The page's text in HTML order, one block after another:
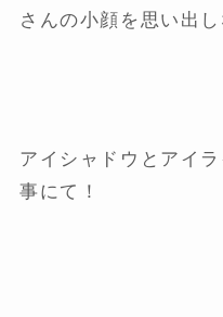
さんの小顔を思い出
アイシャドウとアイ
事にて！